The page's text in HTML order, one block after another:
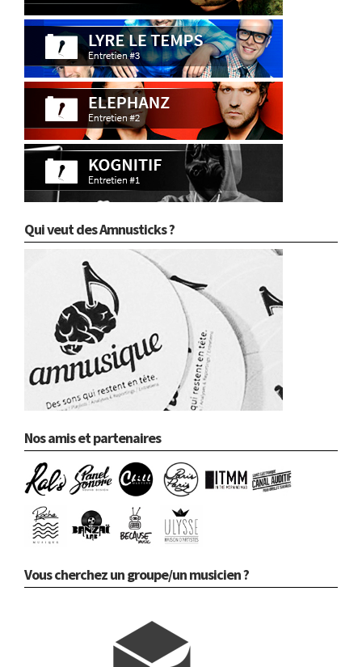
Qui veut des Amnusticks ?
Nos amis et partenaires
Vous cherchez un groupe/un musicien ?